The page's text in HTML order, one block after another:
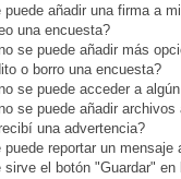
puede añadir una firma a
una encuesta?
se puede añadir más
o borro una encuesta?
se puede acceder a
se puede añadir archivos
una advertencia?
puede reportar un mensaje
sirve el botón "Guardar"